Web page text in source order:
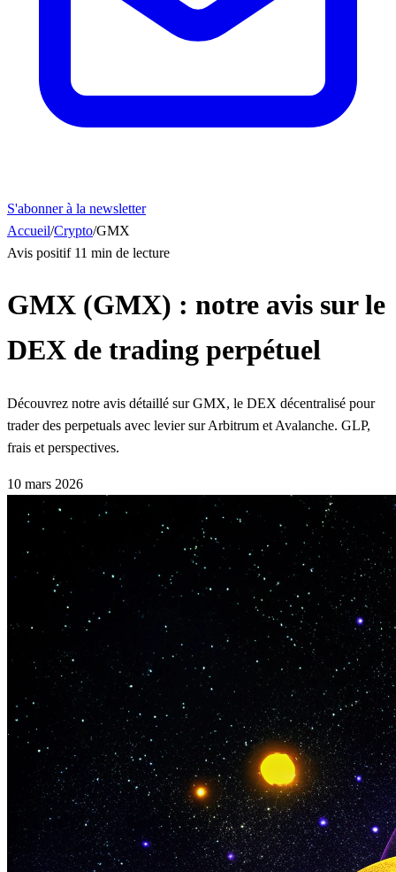
S'abonner à la newsletter
Accueil/Crypto/GMX
Avis positif 11 min de lecture
GMX (GMX) : notre avis sur le
DEX de trading perpétuel
Découvrez notre avis détaillé sur GMX, le DEX décentralisé pour
trader des perpetuals avec levier sur Arbitrum et Avalanche. GLP,
frais et perspectives.
10 mars 2026